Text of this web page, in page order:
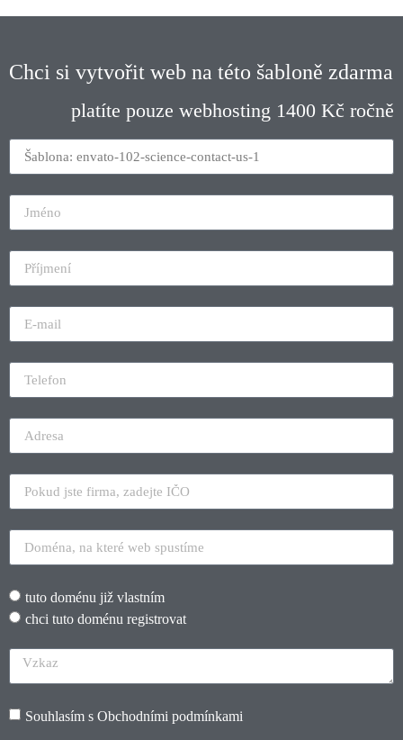
Chci si vytvořit web na této šabloně zdarma
platíte pouze webhosting 1400 Kč ročně
tuto doménu již vlastním
chci tuto doménu registrovat
Souhlasím s Obchodními podmínkami